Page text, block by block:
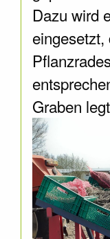
Dazu wird
Graben